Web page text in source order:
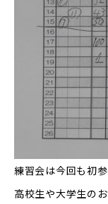
練習会は今回も初
高校生や大学生の